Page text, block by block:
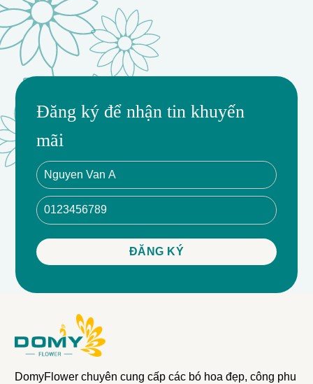
Đăng ký để nhận tin khuyến
mãi
DomyFlower chuyên cung cấp các bó hoa đẹp, công phu